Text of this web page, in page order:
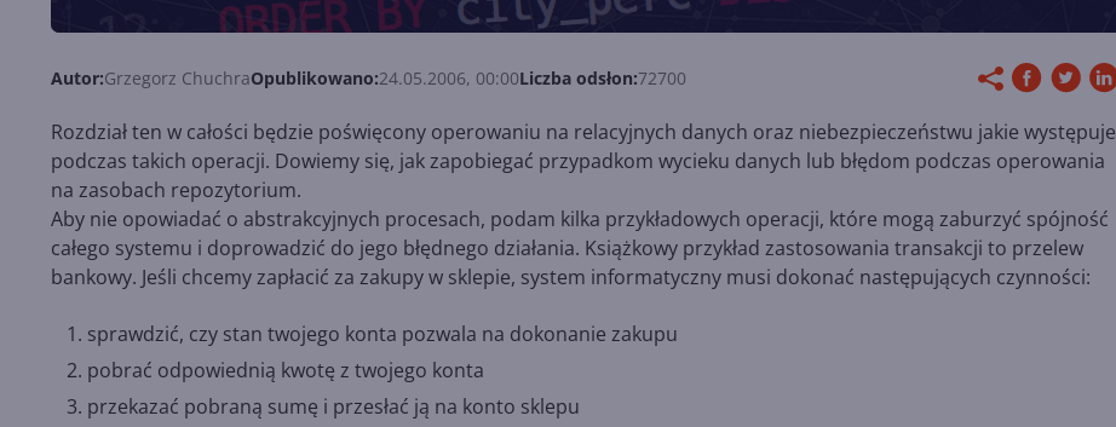
Autor:Grzegorz ChuchraOpublikowano:24.05.2006, 00:00Liczba odsłon:72700
Rozdział ten w całości będzie poświęcony operowaniu na relacyjnych danych oraz niebezpieczeństwu jakie występuje
podczas takich operacji. Dowiemy się, jak zapobiegać przypadkom wycieku danych lub błędom podczas operowania
na zasobach repozytorium.
Aby nie opowiadać o abstrakcyjnych procesach, podam kilka przykładowych operacji, które mogą zaburzyć spójność
całego systemu i doprowadzić do jego błędnego działania. Książkowy przykład zastosowania transakcji to przelew
bankowy. Jeśli chcemy zapłacić za zakupy w sklepie, system informatyczny musi dokonać następujących czynności:
sprawdzić, czy stan twojego konta pozwala na dokonanie zakupu
pobrać odpowiednią kwotę z twojego konta
przekazać pobraną sumę i przesłać ją na konto sklepu